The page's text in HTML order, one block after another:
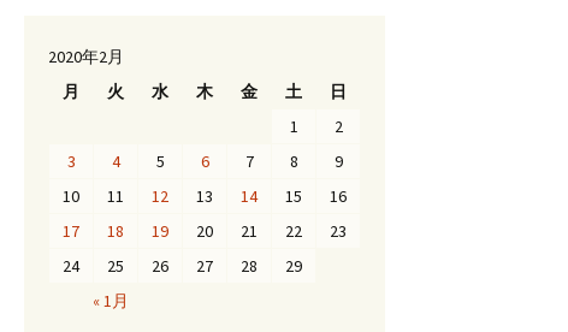
2020年2月
月 火 水 木 金 土 日
1
2
3
4 5 6 7 8
9
10
11 12 13 14 15
16
17
18 19 20 21 22
23
24
25 26 27 28
29
« 1月